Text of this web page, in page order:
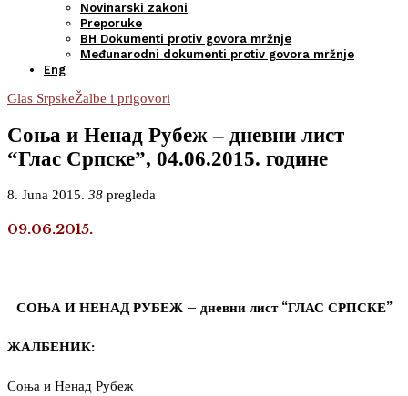
Novinarski zakoni
Preporuke
BH Dokumenti protiv govora mržnje
Međunarodni dokumenti protiv govora mržnje
Eng
Glas SrpskeŽalbe i prigovori
Соња и Ненад Рубеж – дневни лист
“Глас Српске”, 04.06.2015. године
8. Juna 2015. 38 pregleda
09.06.2015.
СОЊА И НЕНАД РУБЕЖ – дневни лист “ГЛАС СРПСКЕ”
ЖАЛБЕНИК:
Соња и Ненад Рубеж